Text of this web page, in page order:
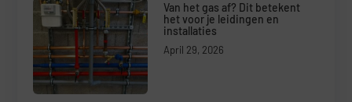
Van het gas af? Dit betekent
het voor je leidingen en
installaties
April 29, 2026